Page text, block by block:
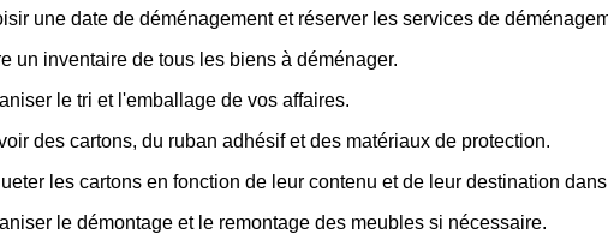
une date de déménagement et réserver les services de
un inventaire de tous les biens à déménager.
le tri et l'emballage de vos affaires.
des cartons, du ruban adhésif et des matériaux de protection.
les cartons en fonction de leur contenu et de leur destination
le démontage et le remontage des meubles si nécessaire.